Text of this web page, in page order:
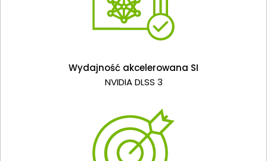
Wydajność akcelerowana SI
NVIDIA DLSS 3